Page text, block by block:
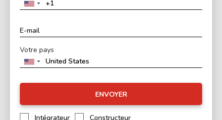
Votre pays
ENVOYER
Intégrateur
Constructeur